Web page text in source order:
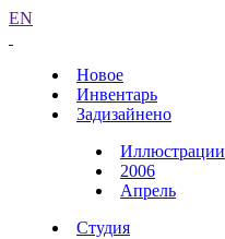
EN
Новое
Инвентарь
Задизайнено
Иллюстрации
2006
Апрель
Студия